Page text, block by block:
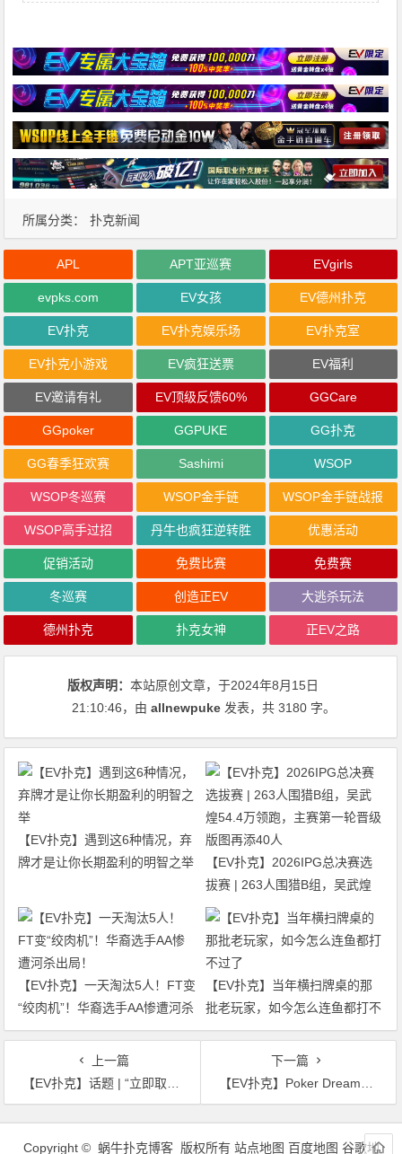
所属分类： 扑克新闻
APL APT亚巡赛 EVgirls
evpks.com EV女孩 EV德州扑克
EV扑克 EV扑克娱乐场 EV扑克室
EV扑克小游戏 EV疯狂送票 EV福利
EV邀请有礼 EV顶级反馈60% GGCare
GGpoker GGPUKE GG扑克
GG春季狂欢赛 Sashimi WSOP
WSOP冬巡赛 WSOP金手链 WSOP金手链战报
WSOP高手过招 丹牛也疯狂逆转胜 优惠活动
促销活动 免费比赛 免费赛
冬巡赛 创造正EV 大逃杀玩法
德州扑克 扑克女神 正EV之路
版权声明：本站原创文章，于2024年8月15日
21:10:46，由allnewpuke 发表，共 3180 字。
【EV扑克】遇到这6种情况，弃
牌才是让你长期盈利的明智之举
【EV扑克】2026IPG总决赛选
拔赛 | 263人围猎B组，吴武煌
54.4万领跑，主赛第一轮晋级版
【EV扑克】一天淘汰5人！FT变
“绞肉机”！华裔选手AA惨遭河杀
出局！
【EV扑克】当年横扫牌桌的那
批老玩家，如今怎么连鱼都打不
过了
上一篇
【EV扑克】话题 | “立即取消资格，禁赛一年！” Benjamin Rolle对WSOP主赛事争议发表看法
下一篇
【EV扑克】Poker Dream11 | 主赛事Day1完结破保底，超级豪客赛冠军诞生
文
Copyright © 蜗牛扑克博客 版权所有 站点地图 百度地图 谷歌地